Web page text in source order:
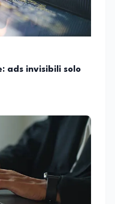
ads invisibili solo